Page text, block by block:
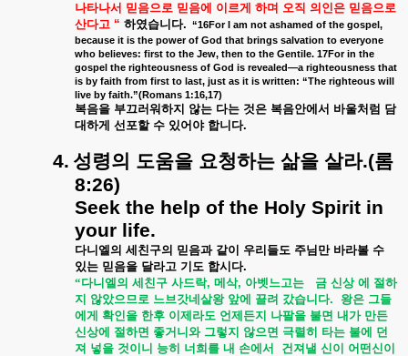
나타나서 믿음으로 믿음에 이르게 하며 오직 의인은 믿음으로
산다고 “ 하였습니다. “16For I am not ashamed of the gospel,
because it is the power of God that brings salvation to everyone
who believes: first to the Jew, then to the Gentile. 17For in the
gospel the righteousness of God is revealed—a righteousness that
is by faith from first to last, just as it is written: “The righteous will
live by faith.”(Romans 1:16,17)
복음을 부끄러워하지 않는 다는 것은 복음안에서 바울처럼 담
대하게 선포할 수 있어야 합니다.
4. 성령의 도움을 요청하는 삶을 살라.(롬
8:26)
Seek the help of the Holy Spirit in
your life.
다니엘의 세친구의 믿음과 같이 우리들도 주님만 바라볼 수
있는 믿음을 달라고 기도 합시다.
“다니엘의 세친구 사드락, 메삭, 아벳느고는 금 신상 에 절하
지 않았으므로 느브갓네살왕 앞에 끌려 갔습니다. 왕은 그들
에게 확인을 한후 이제라도 언제든지 나팔을 불면 내가 만든
신상에 절하면 좋거니와 그렇지 않으면 극렬히 타는 불에 던
져 넣을 것이니 능히 너희를 내 손에서 건져낼 신이
어떤신이